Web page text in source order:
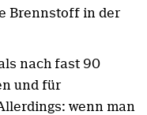
Brennstoff in der
nach fast 90
und für
wenn man